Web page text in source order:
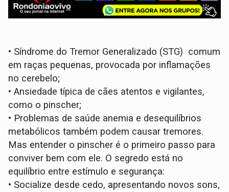
• Síndrome do Tremor Generalizado (STG) comum
em raças pequenas, provocada por inflamações
no cerebelo;
• Ansiedade típica de cães atentos e vigilantes,
como o pinscher;
• Problemas de saúde anemia e desequilíbrios
metabólicos também podem causar tremores.
Mas entender o pinscher é o primeiro passo para
conviver bem com ele. O segredo está no
equilíbrio entre estímulo e segurança:
• Socialize desde cedo, apresentando novos sons,